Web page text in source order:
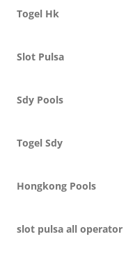
Togel Hk
Slot Pulsa
Sdy Pools
Togel Sdy
Hongkong Pools
slot pulsa all operator